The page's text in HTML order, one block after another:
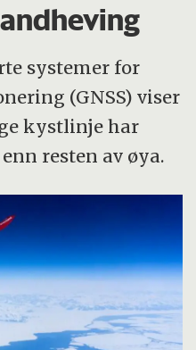
systemer for
(GNSS) viser
kystlinje har
resten av øya.